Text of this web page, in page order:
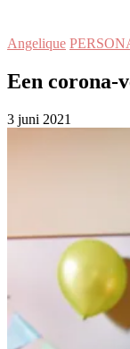
Angelique
Een corona-
3 juni 2021